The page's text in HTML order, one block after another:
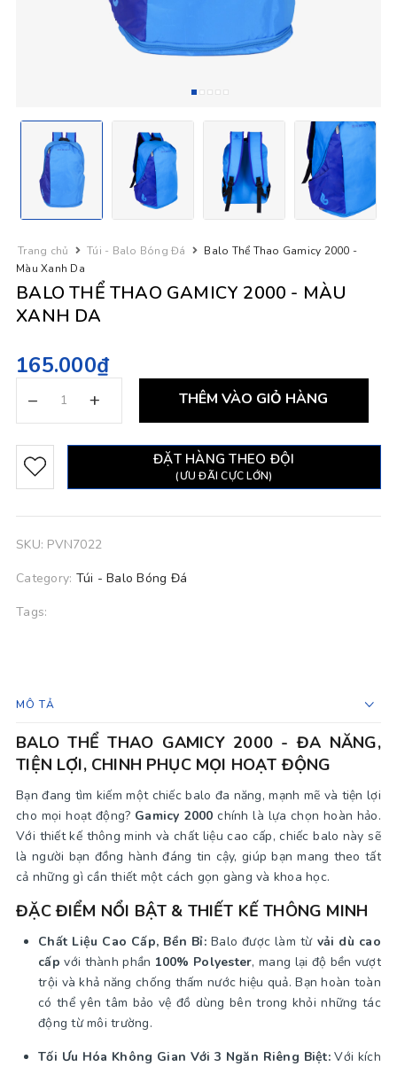
Trang chủ Túi - Balo Bóng Đá
Balo Thể Thao Gamicy 2000 -
Màu Xanh Da
BALO THỂ THAO GAMICY 2000 - MÀU
XANH DA
165.000₫
– + THÊM VÀO GIỎ HÀNG
ĐẶT HÀNG THEO ĐỘI
(ƯU ĐÃI CỰC LỚN)
SKU: PVN7022
Category: Túi - Balo Bóng Đá
Tags:
MÔ TẢ
BALO THỂ THAO GAMICY 2000 - ĐA NĂNG,
TIỆN LỢI, CHINH PHỤC MỌI HOẠT ĐỘNG
Bạn đang tìm kiếm một chiếc balo đa năng, mạnh mẽ và tiện lợi
cho mọi hoạt động? Gamicy 2000 chính là lựa chọn hoàn hảo.
Với thiết kế thông minh và chất liệu cao cấp, chiếc balo này sẽ
là người bạn đồng hành đáng tin cậy, giúp bạn mang theo tất
cả những gì cần thiết một cách gọn gàng và khoa học.
ĐẶC ĐIỂM NỔI BẬT & THIẾT KẾ THÔNG MINH
Chất Liệu Cao Cấp, Bền Bỉ:Balo được làm từ vải dù cao
cấp với thành phần 100% Polyester, mang lại độ bền vượt
trội và khả năng chống thấm nước hiệu quả. Bạn hoàn toàn
có thể yên tâm bảo vệ đồ dùng bên trong khỏi những tác
động từ môi trường.
Tối Ưu Hóa Không Gian Với 3 Ngăn Riêng Biệt:Với kích